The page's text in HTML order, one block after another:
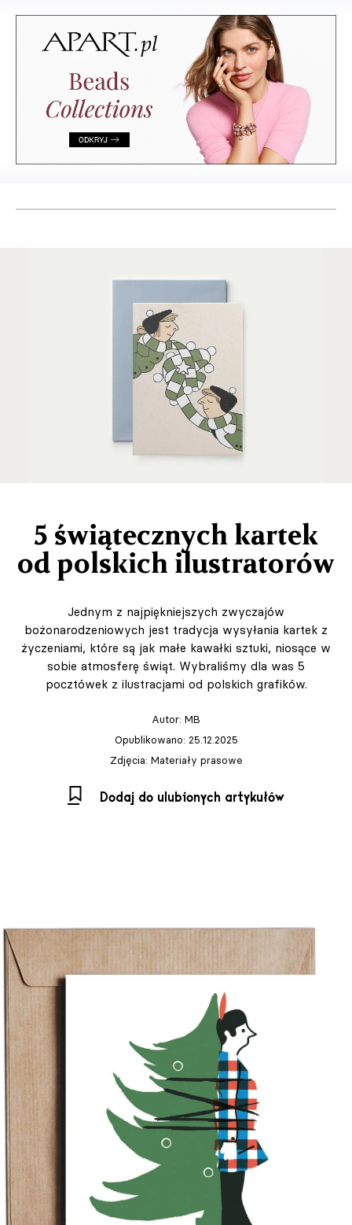
5 świątecznych kartek
od polskich ilustratorów
Jednym z najpiękniejszych zwyczajów
bożonarodzeniowych jest tradycja wysyłania kartek z
życzeniami, które są jak małe kawałki sztuki, niosące w
sobie atmosferę świąt. Wybraliśmy dla was 5
pocztówek z ilustracjami od polskich grafików.
Autor: MB
Opublikowano: 25.12.2025
Zdjęcia: Materiały prasowe
Dodaj do ulubionych artykułów